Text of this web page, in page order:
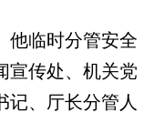
临时分管安全
宣传处、机关党
记、厅长分管人